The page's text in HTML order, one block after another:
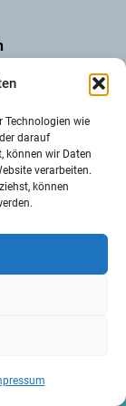
Technologien wie
darauf
können wir Daten
verarbeiten.
können
mit